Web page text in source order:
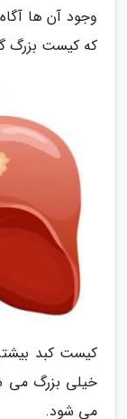
وجود آن ها
که کیست بزرگ
کیست کبد
خیلی بزرگ می
می شود.